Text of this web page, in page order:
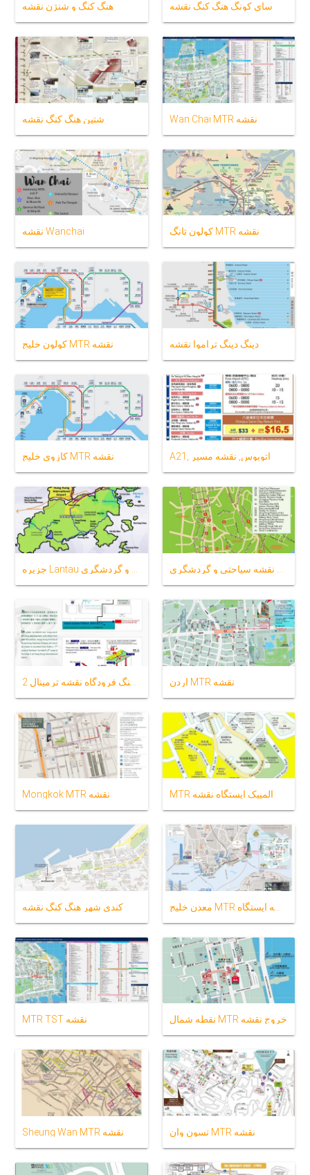
هنگ کنگ و شنژن نقشه سای کونگ هنگ کنگ نقشه
شتین هنگ کنگ نقشه Wan Chai MTR نقشه
نقشه Wanchai كولون تانگ MTR نقشه
كولون خلیج MTR نقشه دینگ دینگ تراموا نقشه
کازوی خلیج MTR نقشه A21, اتوبوس, نقشه مسیر
هنگ کنگ فرودگاه نقشه ترمینال 2 اردن MTR نقشه
Mongkok MTR نقشه MTR المپیک ایستگاه نقشه
کندی شهر هنگ کنگ نقشه معدن خلیج MTR نقشه ایستگاه
MTR TST نقشه نقطه شمال MTR خروج نقشه
Sheung Wan MTR نقشه تسون وان MTR نقشه